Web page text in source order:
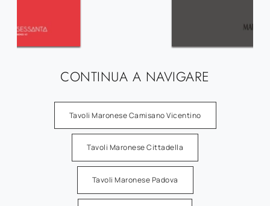
CONTINUA A NAVIGARE
Tavoli Maronese Camisano Vicentino
Tavoli Maronese Cittadella
Tavoli Maronese Padova